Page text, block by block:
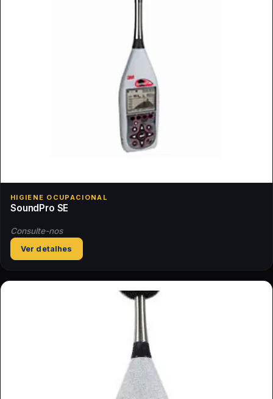
HIGIENE OCUPACIONAL
SoundPro SE
Consulte-nos
Ver detalhes